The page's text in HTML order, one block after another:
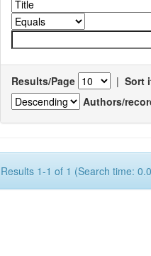
Results/Page | Sort
Authors/
Results 1-1 of 1 (Search time: